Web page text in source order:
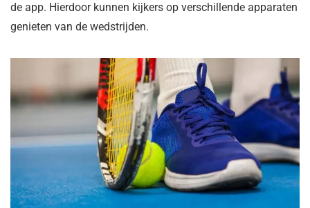
de app. Hierdoor kunnen kijkers op verschillende apparaten
genieten van de wedstrijden.